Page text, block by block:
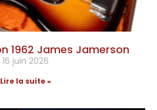
1962 James Jamerson
16 juin 2026
Lire la suite »